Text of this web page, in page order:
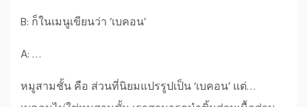
B: ก็ในเมนูเขียนว่า ‘เบคอน’
A: …
หมูสามชั้น คือ ส่วนที่นิยมแปรรูปเป็น ‘เบคอน’ แต่…